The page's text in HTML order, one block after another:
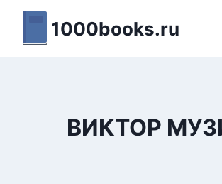
Перейти
содержимому
1000books.ru
ВИКТОР